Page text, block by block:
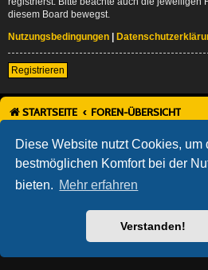
Diese Website nutzt Cookies, um
bestmöglichen Komfort bei der
bieten. Mehr erfahren
Verstanden!
diesem Board bewegst.
Nutzungsbedingungen |
Registrieren
STARTSEITE FOREN-ÜBERSICHT
AÇIEEED! STYLE BY
DEUTSCHE ÜBERSETZUNG
DATENSCHUTZ